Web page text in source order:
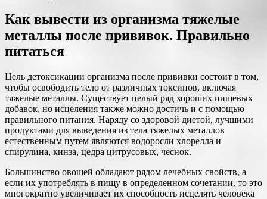
Как вывести из организма тяжелые
металлы после прививок. Правильно
питаться
Цель детоксикации организма после прививки состоит в том,
чтобы освободить тело от различных токсинов, включая
тяжелые металлы. Существует целый ряд хороших пищевых
добавок, но исцеления также можно достичь и с помощью
правильного питания. Наряду со здоровой диетой, лучшими
продуктами для выведения из тела тяжелых металлов
естественным путем являются водоросли хлорелла и
спирулина, кинза, цедра цитрусовых, чеснок.
Большинство овощей обладают рядом лечебных свойств, а
если их употреблять в пищу в определенном сочетании, то это
многократно увеличивает их способность исцелять человека